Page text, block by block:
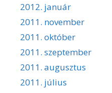
2012. január
2011. november
2011. október
2011. szeptember
2011. augusztus
2011. július